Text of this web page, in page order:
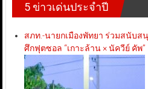
5 ข่าวเด่นประจำปี
สภท.-นายกเมืองพัทยา ร่วมสนับส
ศึกฟุตซอล “เกาะล้าน × นัควีย์ คัพ”